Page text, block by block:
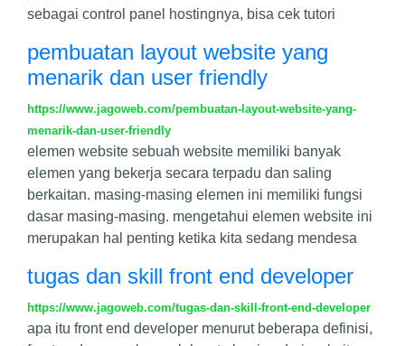
sebagai control panel hostingnya, bisa cek tutori
pembuatan layout website yang
menarik dan user friendly
https://www.jagoweb.com/pembuatan-layout-website-yang-
menarik-dan-user-friendly
elemen website sebuah website memiliki banyak
elemen yang bekerja secara terpadu dan saling
berkaitan. masing-masing elemen ini memiliki fungsi
dasar masing-masing. mengetahui elemen website ini
merupakan hal penting ketika kita sedang mendesa
tugas dan skill front end developer
https://www.jagoweb.com/tugas-dan-skill-front-end-developer
apa itu front end developer menurut beberapa definisi,